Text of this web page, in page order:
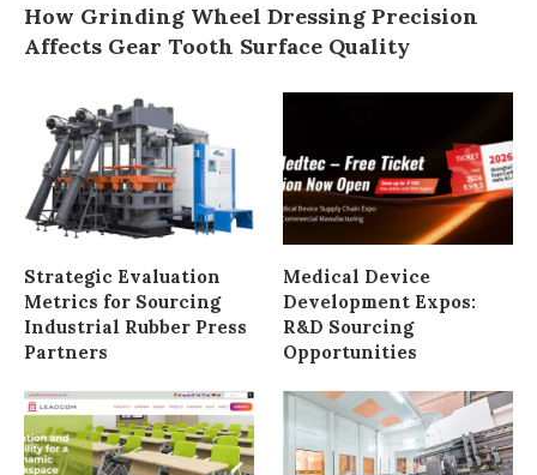
How Grinding Wheel Dressing Precision
Affects Gear Tooth Surface Quality
Strategic Evaluation
Metrics for Sourcing
Industrial Rubber Press
Partners
Medical Device
Development Expos:
R&D Sourcing
Opportunities